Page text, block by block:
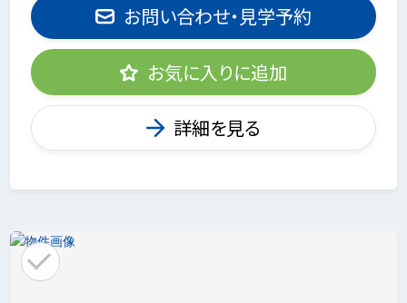
お問い合わせ・見学予約
お気に入りに追加
詳細を見る